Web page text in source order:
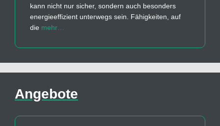
kann nicht nur sicher, sondern auch besonders
energieeffizient unterwegs sein. Fähigkeiten, auf
die mehr…
Angebote